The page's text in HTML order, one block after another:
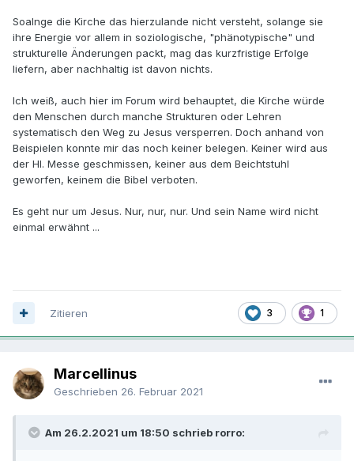
Soalnge die Kirche das hierzulande nicht versteht, solange sie
ihre Energie vor allem in soziologische, "phänotypische" und
strukturelle Änderungen packt, mag das kurzfristige Erfolge
liefern, aber nachhaltig ist davon nichts.
Ich weiß, auch hier im Forum wird behauptet, die Kirche würde
den Menschen durch manche Strukturen oder Lehren
systematisch den Weg zu Jesus versperren. Doch anhand von
Beispielen konnte mir das noch keiner belegen. Keiner wird aus
der Hl. Messe geschmissen, keiner aus dem Beichtstuhl
geworfen, keinem die Bibel verboten.
Es geht nur um Jesus. Nur, nur, nur. Und sein Name wird nicht
einmal erwähnt ...
3 1
Zitieren
Marcellinus
Geschrieben 26. Februar 2021
Am 26.2.2021 um 18:50 schrieb rorro: